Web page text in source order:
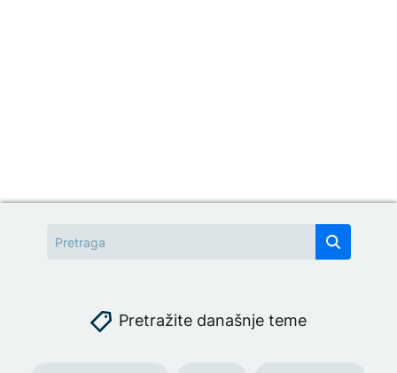
Pretražite današnje teme